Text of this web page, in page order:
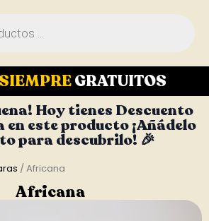
SIEMPREGRATUITOS
Hoy tienes Descuento
este producto ¡Añádelo
para descubrilo! 🎉
/ Africana
Africana